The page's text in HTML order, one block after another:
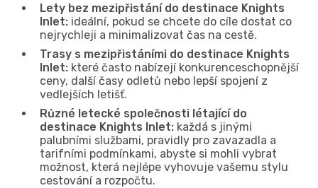
Lety bez mezipřistání do destinace Knights
Inlet: ideální, pokud se chcete do cíle dostat co
nejrychleji a minimalizovat čas na cestě.
Trasy s mezipřistáními do destinace Knights
Inlet: které často nabízejí konkurenceschopnější
ceny, další časy odletů nebo lepší spojení z
vedlejších letišť.
Různé letecké společnosti létající do
destinace Knights Inlet: každá s jinými
palubními službami, pravidly pro zavazadla a
tarifními podmínkami, abyste si mohli vybrat
možnost, která nejlépe vyhovuje vašemu stylu
cestování a rozpočtu.